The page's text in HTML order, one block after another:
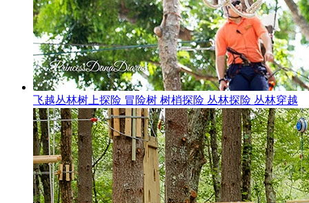
飞越丛林树上探险 冒险树 树梢探险 丛林探险 丛林穿越